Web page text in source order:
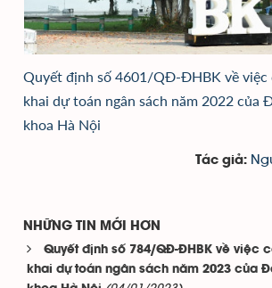
Quyết định số 4601/QĐ-ĐHBK về việc
khai dự toán ngân sách năm 2022 của
khoa Hà Nội
Tác giả:
NHỮNG TIN MỚI HƠN
Quyết định số 784/QĐ-ĐHBK về việc
khai dự toán ngân sách năm 2023 của